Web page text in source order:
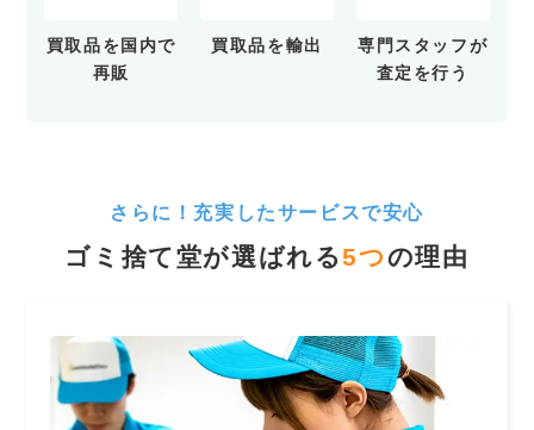
買取品を国内で
再販
買取品を輸出
専門スタッフが
査定を行う
さらに！充実したサービスで安心
ゴミ捨て堂が選ばれる5つの理由